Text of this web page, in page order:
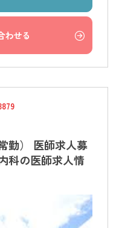
わせる
勤） 医師求人募
科の医師求人情